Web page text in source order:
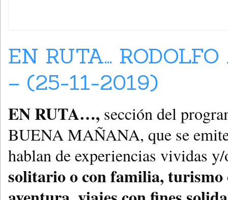
EN RUTA…
– (25-11-2019)
EN RUTA…, sección del
BUENA MAÑANA, que se
hablan de experiencias vividas
solitarioo con familia,